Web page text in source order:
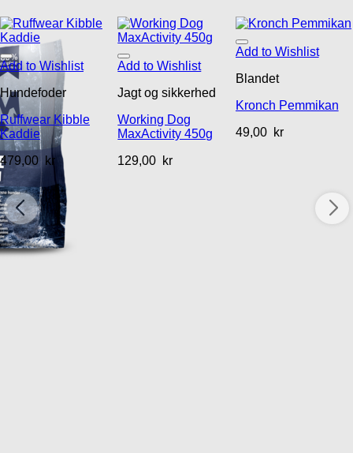
Add to Wishlist
Hundefoder
Ruffwear Kibble
Kaddie
479,00 kr
Add to Wishlist
Jagt og sikkerhed
Working Dog
MaxActivity 450g
129,00 kr
Add to Wishlist
Blandet
Kronch Pemmikan
49,00 kr